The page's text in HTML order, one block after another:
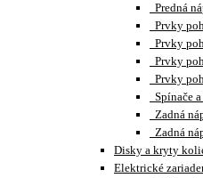
Predná
Prvky
Prvky
Prvky
Prvky
Spínače
Zadná
Zadná
Disky a kryty
Elektrické